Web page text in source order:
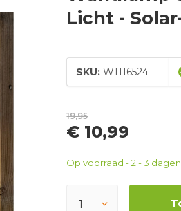
Licht -
SKU: W1116524
19,95
€ 10,99
Op voorraad - 2 - 3 dagen